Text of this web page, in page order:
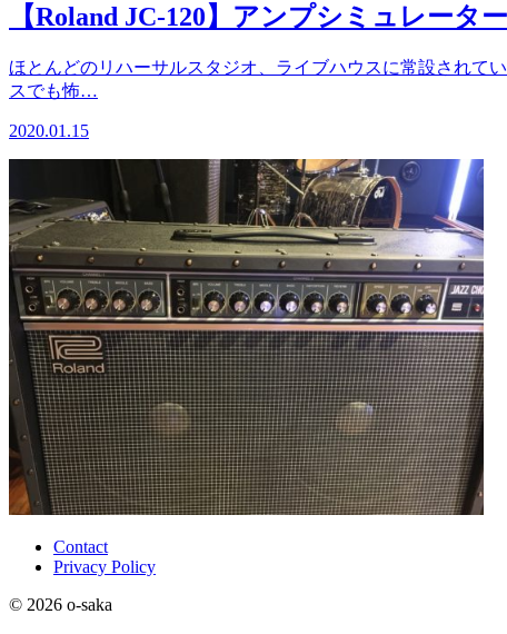
【Roland JC-120】アンプシミュレータ
ほとんどのリハーサルスタジオ、ライブハウスに常設されて
スでも怖…
2020.01.15
Contact
Privacy Policy
© 2026 o-saka